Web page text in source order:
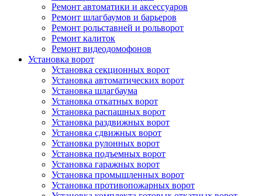
Ремонт автоматики и аксессуаров
Ремонт шлагбаумов и барьеров
Ремонт рольставней и рольворот
Ремонт калиток
Ремонт видеодомофонов
Установка ворот
Установка секционных ворот
Установка автоматических ворот
Установка шлагбаума
Установка откатных ворот
Установка распашных ворот
Установка раздвижных ворот
Установка сдвижных ворот
Установка рулонных ворот
Установка подъемных ворот
Установка гаражных ворот
Установка промышленных ворот
Установка противопожарных ворот